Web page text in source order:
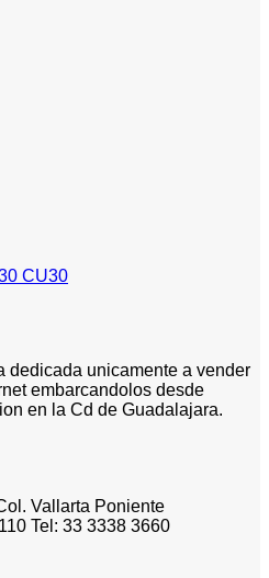
CU30
dedicada unicamente a vender
embarcandolos desde
en la Cd de Guadalajara.
Vallarta Poniente
Tel: 33 3338 3660